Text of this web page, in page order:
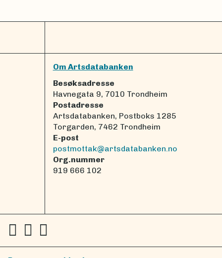
Om Artsdatabanken
Besøksadresse
Havnegata 9, 7010 Trondheim
Postadresse
Artsdatabanken, Postboks 1285
Torgarden, 7462 Trondheim
E-post
postmottak@artsdatabanken.no
Org.nummer
919 666 102